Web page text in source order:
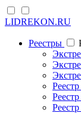
LIDREKON.RU
Реестры